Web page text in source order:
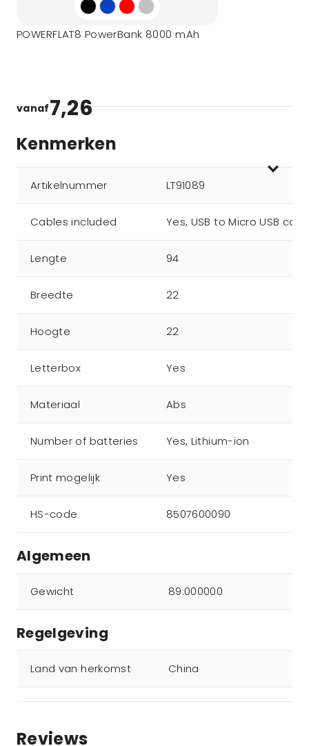
POWERFLAT8 PowerBank 8000 mAh
vanaf7,26
Kenmerken
Artikelnummer LT91089
Cables included Yes, USB to Micro USB
Lengte 94
Breedte 22
Hoogte 22
Letterbox Yes
Materiaal Abs
Number of batteries Yes, Lithium-ion
Print mogelijk Yes
HS-code 8507600090
Algemeen
Gewicht 89.000000
Regelgeving
Land van herkomst China
Reviews